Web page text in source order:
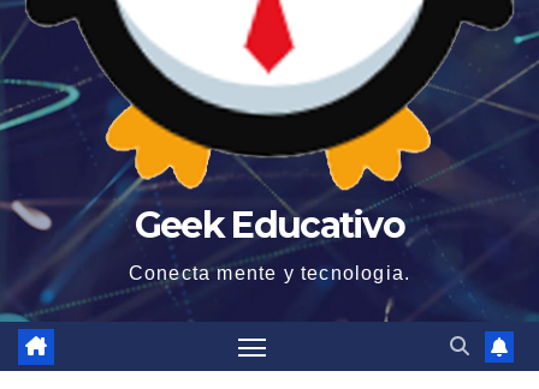
Geek Educativo
Conecta mente y tecnologia.